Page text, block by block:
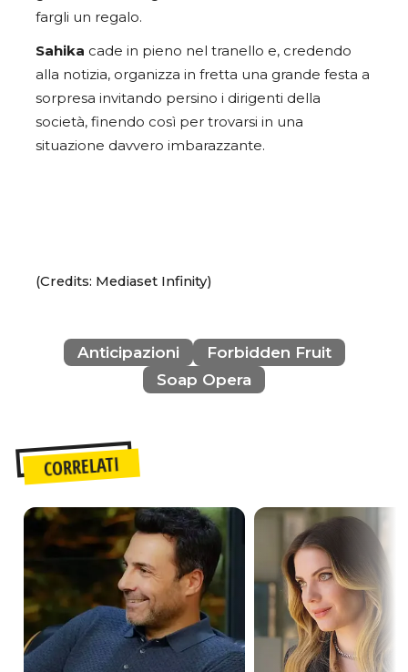
fargli un regalo.
Sahika cade in pieno nel tranello e, credendo
alla notizia, organizza in fretta una grande festa a
sorpresa invitando persino i dirigenti della
società, finendo così per trovarsi in una
situazione davvero imbarazzante.
(Credits: Mediaset Infinity)
Anticipazioni
Forbidden Fruit
Soap Opera
CORRELATI